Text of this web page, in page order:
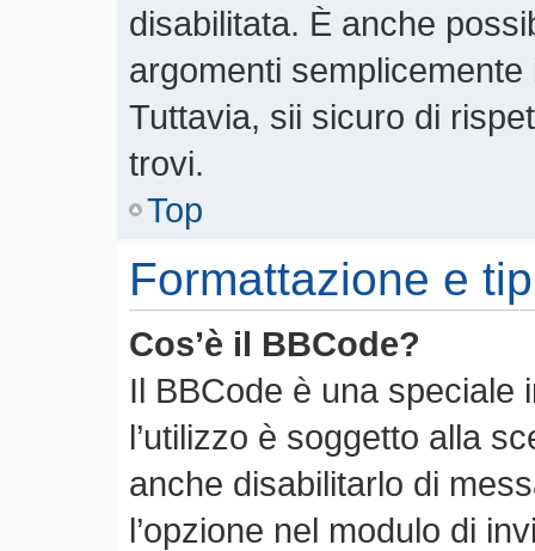
disabilitata. È anche
argomenti
Tuttavia, sii sicuro di
trovi.
Top
Formattazione e
Cos’è il BBCode?
Il BBCode è una speciale
l’utilizzo è soggetto alla
anche disabilitarlo di
l’opzione nel modulo di